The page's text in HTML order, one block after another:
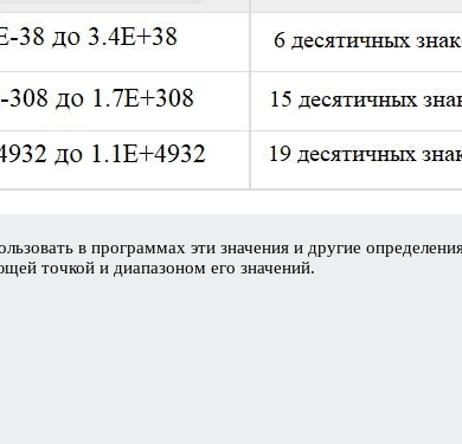
в программах эти значения и другие
точкой и диапазоном его значений.